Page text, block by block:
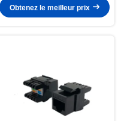
pour Cat3 Cat5E Cat6 Keystone
Jack
Obtenez le meilleur prix